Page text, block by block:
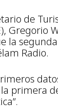
de
Gregorio
la
Radio.
primera